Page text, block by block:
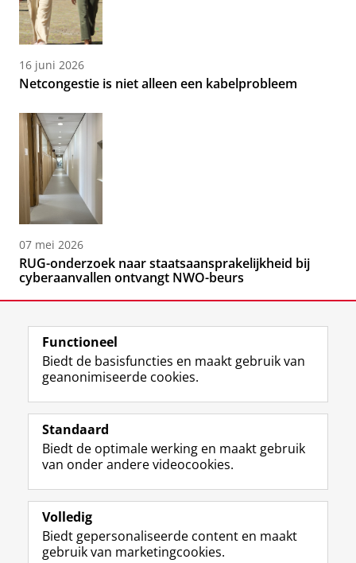
16 juni 2026
Netcongestie is niet alleen een kabelprobleem
07 mei 2026
RUG-onderzoek naar staatsaansprakelijkheid bij
cyberaanvallen ontvangt NWO-beurs
Volg de RUG
F
a
e
b
o
p
a
L
i
k
e
I
-
p
R
S
-
f
e
R
I
n
t
r
m
Y
o
T
e
k
Studiekiezers
Alumni
Over ons
Functioneel
Biedt de basisfuncties en maakt gebruik van
geanonimiseerde cookies.
Standaard
Biedt de optimale werking en maakt gebruik
van onder andere videocookies.
Volledig
Biedt gepersonaliseerde content en maakt
gebruik van marketingcookies.